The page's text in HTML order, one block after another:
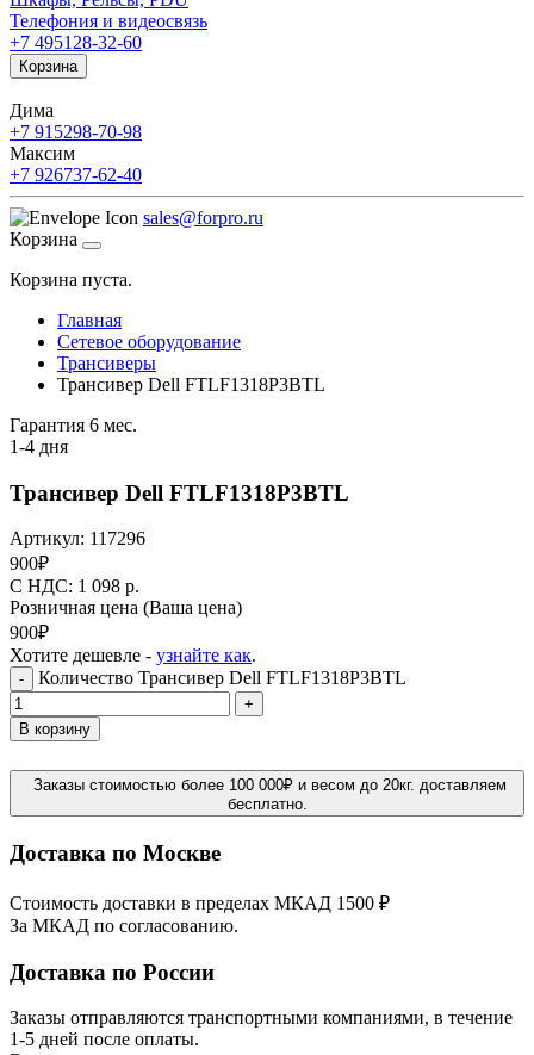
Телефония и видеосвязь
+7 495128-32-60
Корзина
Дима
+7 915298-70-98
Максим
+7 926737-62-40
sales@forpro.ru
Корзина
Корзина пуста.
Главная
Сетевое оборудование
Трансиверы
Трансивер Dell FTLF1318P3BTL
Гарантия 6 мес.
1-4 дня
Трансивер Dell FTLF1318P3BTL
Артикул: 117296
900₽
C НДС: 1 098 р.
Розничная цена (Ваша цена)
900₽
Хотите дешевле - узнайте как.
- Количество Трансивер Dell FTLF1318P3BTL
+
В корзину
Заказы стоимостью более 100 000₽ и весом до 20кг. доставляем
бесплатно.
Доставка по Москве
Стоимость доставки в пределах МКАД 1500 ₽
За МКАД по согласованию.
Доставка по России
Заказы отправляются транспортными компаниями, в течение
1-5 дней после оплаты.